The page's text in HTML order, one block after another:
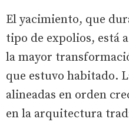
El yacimiento, que
tipo de expolios, está
la mayor
que estuvo habitado.
alineadas en orden
en la arquitectura